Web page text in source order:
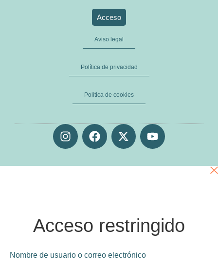
Acceso
Aviso legal
Política de privacidad
Política de cookies
Acceso restringido
Nombre de usuario o correo electrónico